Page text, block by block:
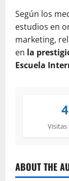
Según los
estudios en
marketing,
en la
Escuela
ABOUT THE